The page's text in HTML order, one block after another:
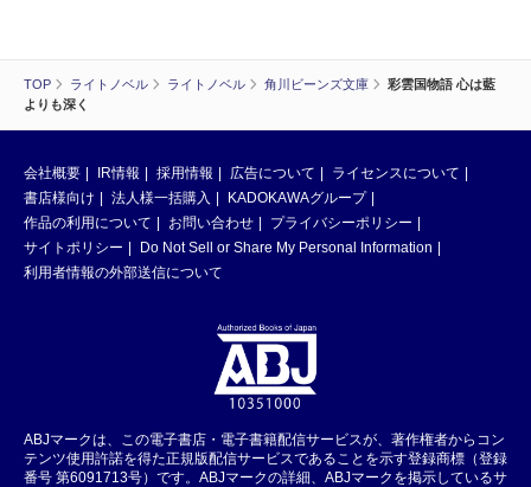
TOP ライトノベル ライトノベル 角川ビーンズ文庫
彩雲国物語 心は藍
よりも深く
会社概要 IR情報 採用情報 広告について
ライセンスについて
書店様向け
法人様一括購入
KADOKAWAグループ
作品の利用について
お問い合わせ
プライバシーポリシー
サイトポリシー
Do Not Sell or Share My Personal Information
利用者情報の外部送信について
ABJマークは、この電子書店・電子書籍配信サービスが、著作権者からコン
テンツ使用許諾を得た正規版配信サービスであることを示す登録商標（登録
番号 第6091713号）です。ABJマークの詳細、ABJマークを掲示しているサ